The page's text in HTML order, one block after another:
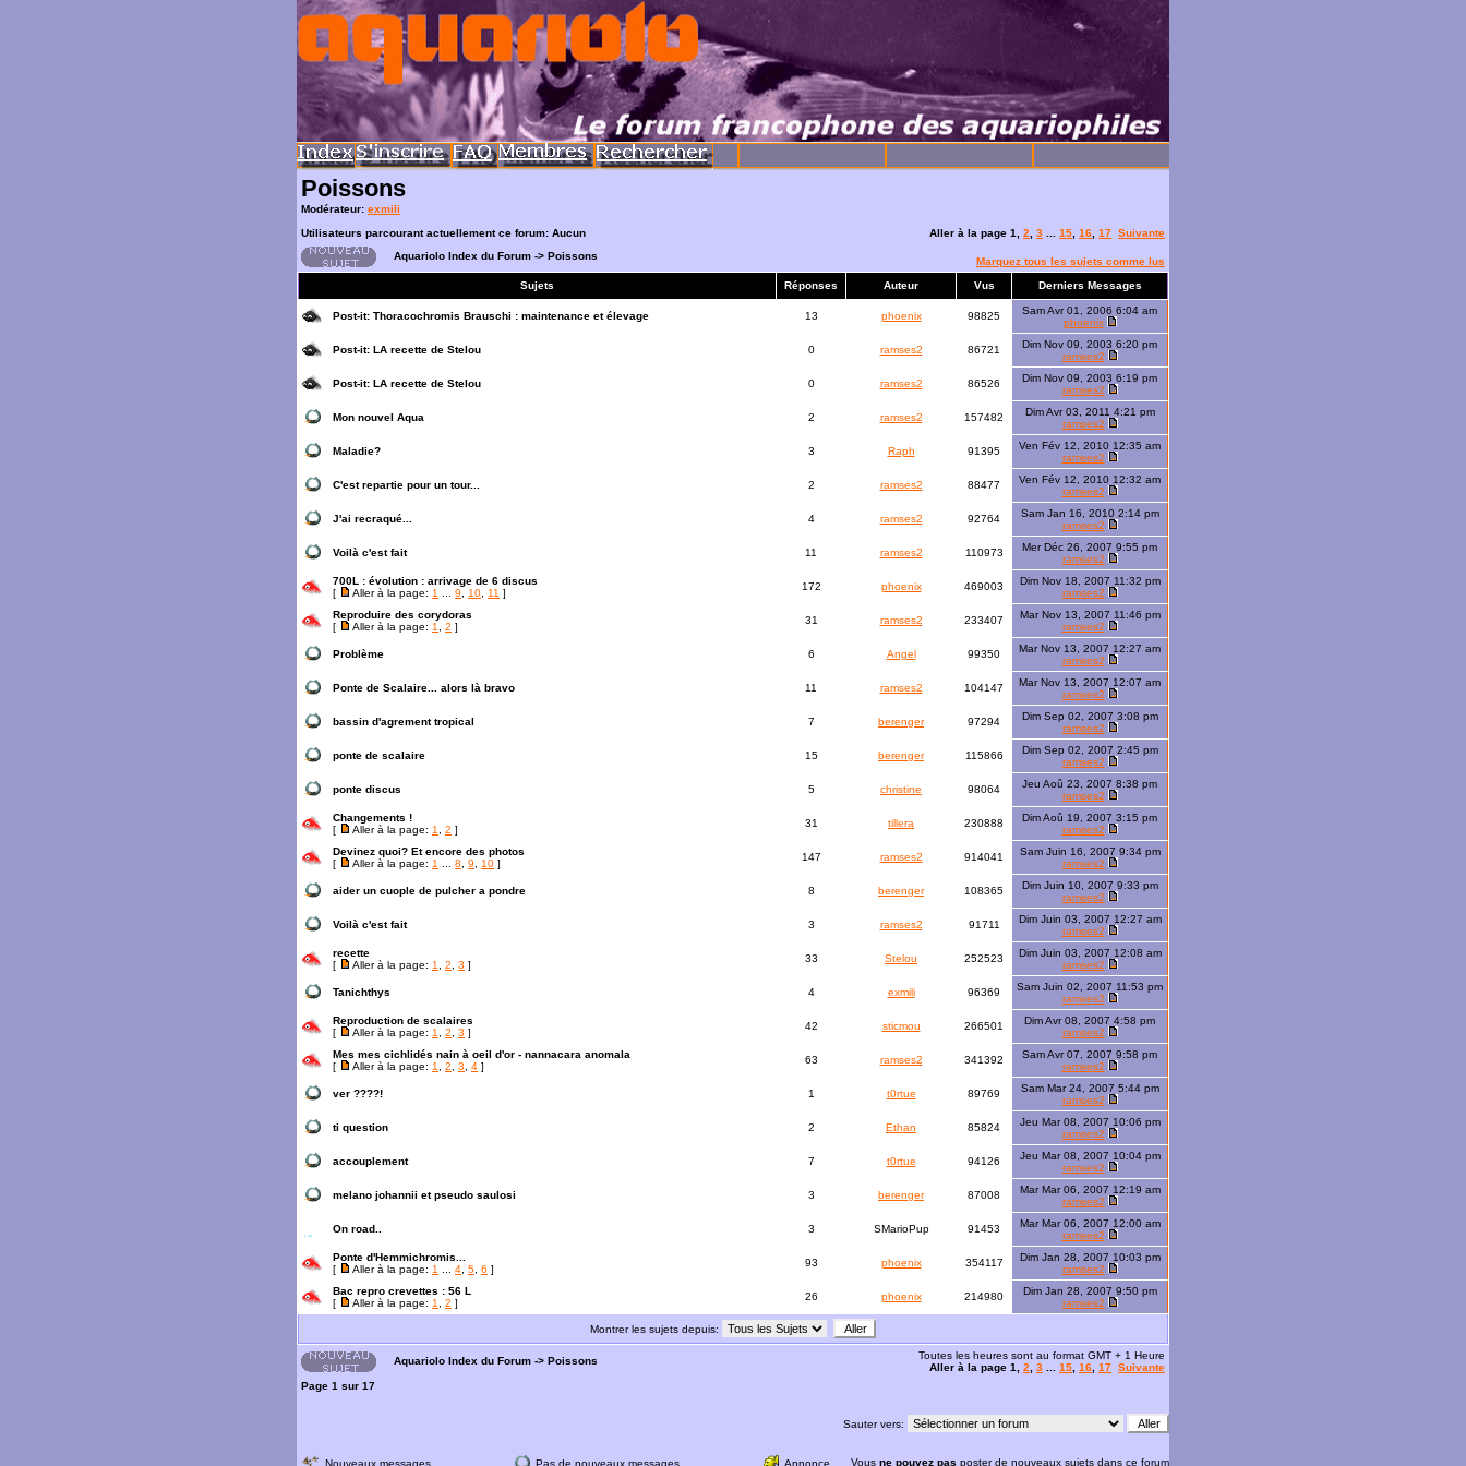
Poissons
Modérateur: exmili
Utilisateurs parcourant actuellement ce forum: Aucun
Aller à la page 1 2 3 15 16 17 Suivante
Aquariolo Index du Forum -> Poissons
Marquez tous les sujets comme lus
Sujets
Réponses Auteur Vus Derniers Messages
Post-it: Thoracochromis Brauschi : maintenance et élevage 13 phoenix 98825
Sam Avr 01, 2006 6:04 am
phoenix
Post-it: LA recette de Stelou 0 ramses2 86721
Dim Nov 09, 2003 6:20 pm
ramses2
Post-it: LA recette de Stelou 0 ramses2 86526
Dim Nov 09, 2003 6:19 pm
ramses2
Mon nouvel Aqua 2 ramses2 157482
Dim Avr 03, 2011 4:21 pm
ramses2
Maladie? 3 Raph 91395
Ven Fév 12, 2010 12:35 am
ramses2
C'est repartie pour un tour... 2 ramses2 88477
Ven Fév 12, 2010 12:32 am
ramses2
J'ai recraqué... 4 ramses2 92764
Sam Jan 16, 2010 2:14 pm
ramses2
Voilà c'est fait 11 ramses2 110973
Mer Déc 26, 2007 9:55 pm
ramses2
700L : évolution : arrivage de 6 discus
[
Aller à la page: 1 9 10 11 ]
172 phoenix 469003
Dim Nov 18, 2007 11:32 pm
ramses2
Reproduire des corydoras
[
Aller à la page: 1 2 ]
31 ramses2 233407
Mar Nov 13, 2007 11:46 pm
ramses2
Problème 6 Angel 99350
Mar Nov 13, 2007 12:27 am
ramses2
Ponte de Scalaire... alors là bravo 11 ramses2 104147
Mar Nov 13, 2007 12:07 am
ramses2
bassin d'agrement tropical 7 berenger 97294
Dim Sep 02, 2007 3:08 pm
ramses2
ponte de scalaire 15 berenger 115866
Dim Sep 02, 2007 2:45 pm
ramses2
ponte discus 5 christine 98064
Jeu Aoû 23, 2007 8:38 pm
ramses2
Changements !
[
Aller à la page: 1 2 ]
31 tillera 230888
Dim Aoû 19, 2007 3:15 pm
ramses2
Devinez quoi? Et encore des photos
[
Aller à la page: 1 8 9 10 ]
147 ramses2 914041
Sam Juin 16, 2007 9:34 pm
ramses2
aider un cuople de pulcher a pondre 8 berenger 108365
Dim Juin 10, 2007 9:33 pm
ramses2
Voilà c'est fait 3 ramses2 91711
Dim Juin 03, 2007 12:27 am
ramses2
recette
[
Aller à la page: 1 2 3 ]
33 Stelou 252523
Dim Juin 03, 2007 12:08 am
ramses2
Tanichthys 4 exmili 96369
Sam Juin 02, 2007 11:53 pm
ramses2
Reproduction de scalaires
[
Aller à la page: 1 2 3 ]
42 sticmou 266501
Dim Avr 08, 2007 4:58 pm
ramses2
Mes mes cichlidés nain à oeil d'or - nannacara anomala
[
Aller à la page: 1 2 3 4 ]
63 ramses2 341392
Sam Avr 07, 2007 9:58 pm
ramses2
ver ????! 1 t0rtue 89769
Sam Mar 24, 2007 5:44 pm
ramses2
ti question 2 Ethan 85824
Jeu Mar 08, 2007 10:06 pm
ramses2
accouplement 7 t0rtue 94126
Jeu Mar 08, 2007 10:04 pm
ramses2
melano johannii et pseudo saulosi 3 berenger 87008
Mar Mar 06, 2007 12:19 am
ramses2
On road.. 3 SMarioPup 91453
Mar Mar 06, 2007 12:00 am
ramses2
Ponte d'Hemmichromis...
[
Aller à la page: 1 4 5 6 ]
93 phoenix 354117
Dim Jan 28, 2007 10:03 pm
ramses2
Bac repro crevettes : 56 L
[
Aller à la page: 1 2 ]
26 phoenix 214980
Dim Jan 28, 2007 9:50 pm
ramses2
Montrer les sujets depuis:
Aquariolo Index du Forum -> Poissons
Toutes les heures sont au format GMT + 1 Heure
Aller à la page 1 2 3 15 16 17 Suivante
Page 1 sur 17
Sauter vers:
Nouveaux messages Pas de nouveaux messages Annonce Vous ne pouvez pas poster de nouveaux sujets dans ce forum